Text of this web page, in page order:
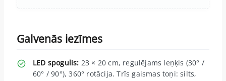
Galvenās iezīmes
LED spogulis: 23 × 20 cm, regulējams leņķis (30° /
60° / 90°), 360° rotācija. Trīs gaismas toņi: silts,